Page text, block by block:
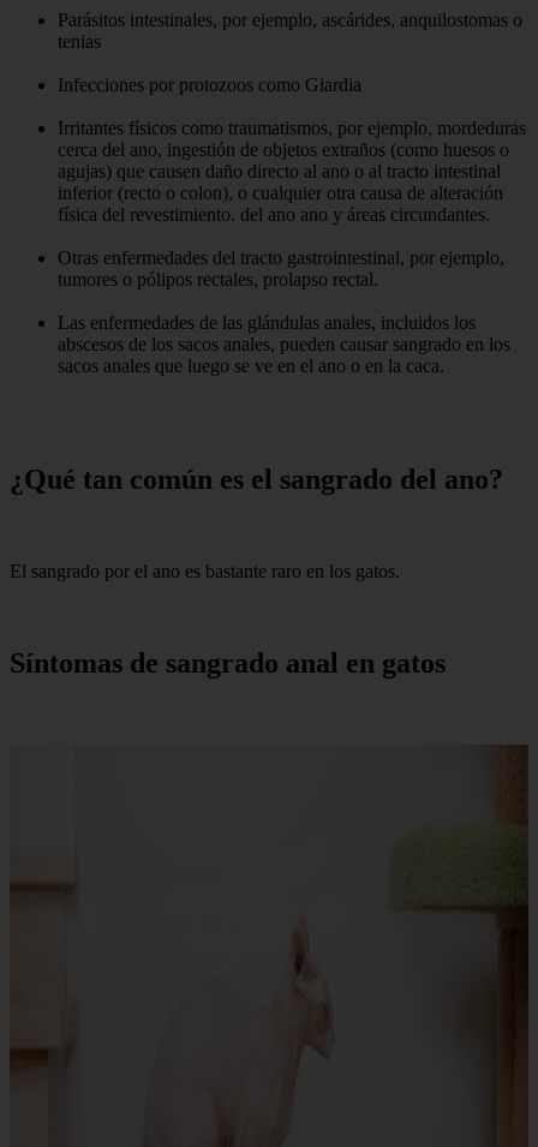
Parásitos intestinales, por ejemplo, ascárides, anquilostomas o
tenias
Infecciones por protozoos como Giardia
Irritantes físicos como traumatismos, por ejemplo, mordeduras
cerca del ano, ingestión de objetos extraños (como huesos o
agujas) que causen daño directo al ano o al tracto intestinal
inferior (recto o colon), o cualquier otra causa de alteración
física del revestimiento. del ano ano y áreas circundantes.
Otras enfermedades del tracto gastrointestinal, por ejemplo,
tumores o pólipos rectales, prolapso rectal.
Las enfermedades de las glándulas anales, incluidos los
abscesos de los sacos anales, pueden causar sangrado en los
sacos anales que luego se ve en el ano o en la caca.
¿Qué tan común es el sangrado del ano?
El sangrado por el ano es bastante raro en los gatos.
Síntomas de sangrado anal en gatos